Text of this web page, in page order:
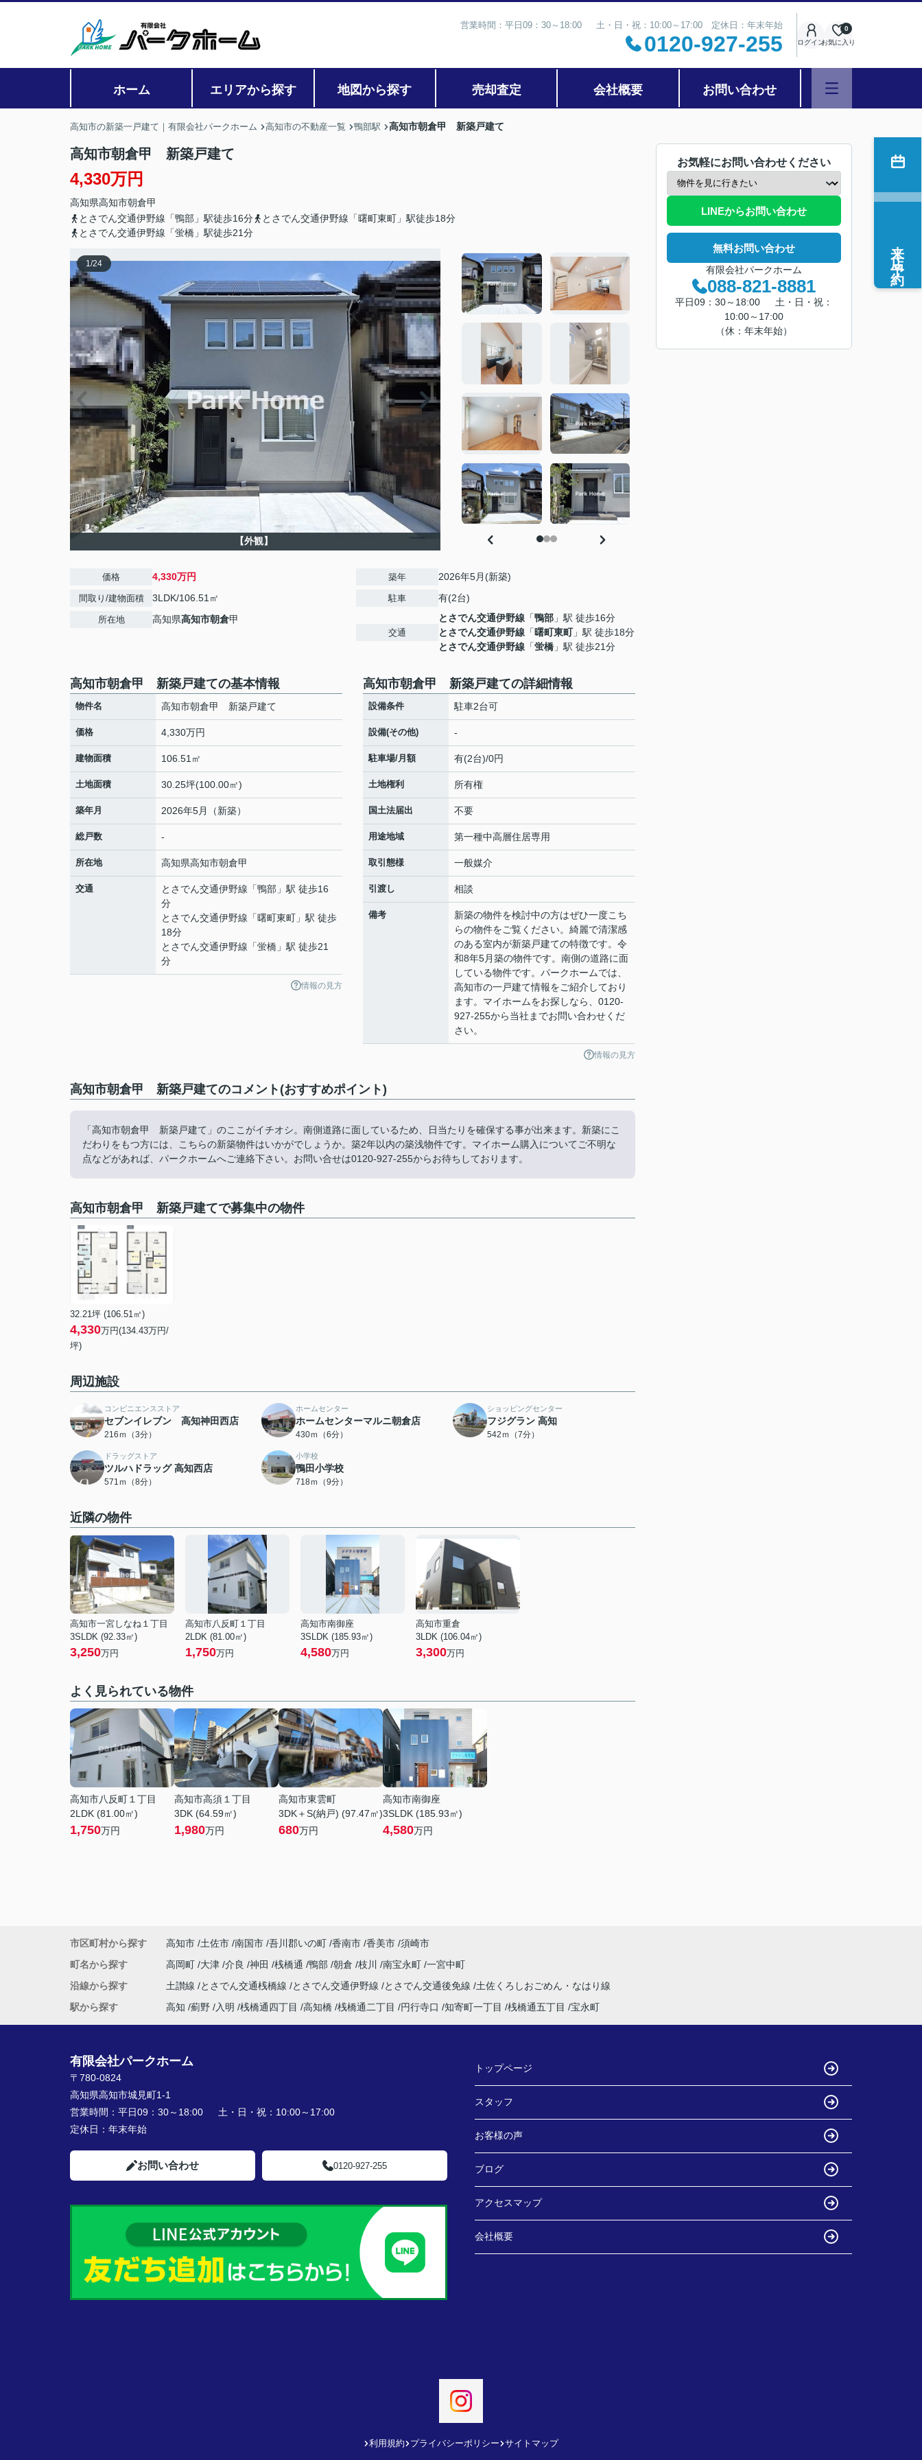
営業時間：平日09：30～18:00 土・日・祝：10:00～17:00 定休日：年末年始
0120-927-255 ログインお気に入り
0
ホーム エリアから探す 地図から探す 売却査定 会社概要 お問い合わせ
高知市の新築一戸建て｜有限会社パークホーム 高知市の不動産一覧 鴨部駅 高知市朝倉甲 新築戸建て
高知市朝倉甲 新築戸建て
4,330万円
高知県高知市朝倉甲
とさでん交通伊野線「鴨部」駅徒歩16分
とさでん交通伊野線「曙町東町」駅徒歩18分
とさでん交通伊野線「蛍橋」駅徒歩21分
1/24
【外観】
価格 4,330万円
間取り/建物面積 3LDK/106.51㎡
所在地 高知県高知市朝倉甲
築年 2026年5月(新築)
駐車 有(2台)
交通
とさでん交通伊野線 「鴨部 」駅 徒歩16分
とさでん交通伊野線 「曙町東町」駅 徒歩18分
とさでん交通伊野線 「蛍橋 」駅 徒歩21分
高知市朝倉甲 新築戸建ての基本情報
物件名 高知市朝倉甲 新築戸建て
価格 4,330万円
建物面積 106.51㎡
土地面積 30.25坪(100.00㎡)
築年月 2026年5月（新築）
総戸数 -
所在地 高知県高知市朝倉甲
交通 とさでん交通伊野線 「鴨部 」駅 徒歩16
分
とさでん交通伊野線 「曙町東町 」駅 徒歩
18分
とさでん交通伊野線 「蛍橋 」駅 徒歩21
分
情報の見方
高知市朝倉甲 新築戸建ての詳細情報
設備条件 駐車2台可
設備(その他) -
駐車場/月額 有(2台)/0円
土地権利 所有権
国土法届出 不要
用途地域 第一種中高層住居専用
取引態様 一般媒介
引渡し 相談
備考
新築の物件を検討中の方はぜひ一度こち
らの物件をご覧ください。綺麗で清潔感
のある室内が新築戸建ての特徴です。令
和8年5月築の物件です。南側の道路に面
している物件です。パークホームでは、
高知市の一戸建て情報をご紹介しており
ます。マイホームをお探しなら、0120-
927-255から当社までお問い合わせくだ
さい。
情報の見方
高知市朝倉甲 新築戸建てのコメント(おすすめポイント)
「高知市朝倉甲 新築戸建て」のここがイチオシ。南側道路に面しているため、日当たりを確保する事が出来ます。新築にこ
だわりをもつ方には、こちらの新築物件はいかがでしょうか。築2年以内の築浅物件です。マイホーム購入についてご不明な
点などがあれば、パークホームへご連絡下さい。お問い合せは0120-927-255からお待ちしております。
高知市朝倉甲 新築戸建てで募集中の物件
32.21坪 (106.51㎡)
4,330万円(134.43万円/
坪)
周辺施設
コンビニエンスストア
セブンイレブン 高知神田西店
216ｍ（3分）
ホームセンター
ホームセンターマルニ朝倉店
430ｍ（6分）
ショッピングセンター
フジグラン 高知
542ｍ（7分）
ドラッグストア
ツルハドラッグ 高知西店
571ｍ（8分）
小学校
鴨田小学校
718ｍ（9分）
近隣の物件
高知市一宮しなね１丁目
3SLDK (92.33㎡)
3,250万円
高知市八反町１丁目
2LDK (81.00㎡)
1,750万円
高知市南御座
3SLDK (185.93㎡)
4,580万円
高知市重倉
3LDK (106.04㎡)
3,300万円
よく見られている物件
高知市八反町１丁目
2LDK (81.00㎡)
1,750万円
高知市高須１丁目
3DK (64.59㎡)
1,980万円
高知市東雲町
3DK＋S(納戸) (97.47㎡)
680万円
高知市南御座
3SLDK (185.93㎡)
4,580万円
お気軽にお問い合わせください
LINEからお問い合わせ
無料お問い合わせ
有限会社パークホーム
088-821-8881
平日09：30～18:00 土・日・祝：
10:00～17:00
（休：年末年始）
来店予約
市区町村から探す 高知市 土佐市 南国市 吾川郡いの町 香南市 香美市 須崎市
町名から探す
高岡町 大津 介良 神田 桟橋通 鴨部 朝倉 枝川 南宝永町 一宮中町
沿線から探す
土讃線 とさでん交通桟橋線 とさでん交通伊野線 とさでん交通後免線
土佐くろしおごめん・なはり線
駅から探す
高知 薊野 入明 桟橋通四丁目 高知橋 桟橋通二丁目 円行寺口 知寄町一丁目 桟橋通五丁目 宝永町
有限会社パークホーム
〒780-0824
高知県高知市城見町1-1
営業時間： 平日09：30～18:00 土・日・祝：10:00～17:00
定休日： 年末年始
お問い合わせ 0120-927-255
トップページ
スタッフ
お客様の声
ブログ
アクセスマップ
会社概要
利用規約 プライバシーポリシー サイトマップ